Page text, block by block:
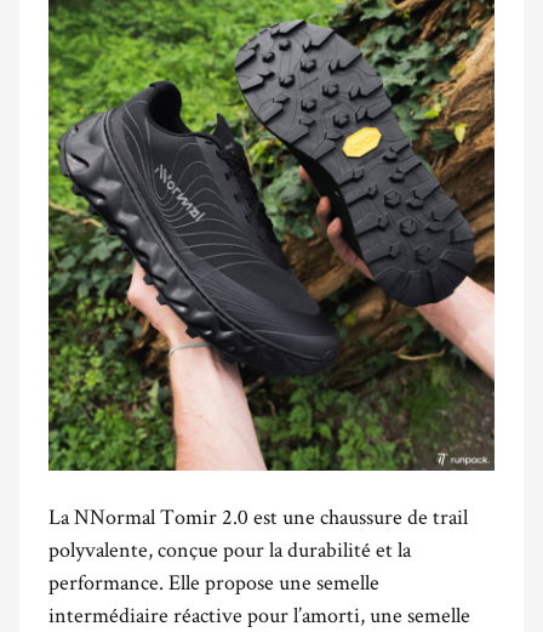
La NNormal Tomir 2.0 est une chaussure de trail
polyvalente, conçue pour la durabilité et la
performance. Elle propose une semelle
intermédiaire réactive pour l’amorti, une semelle